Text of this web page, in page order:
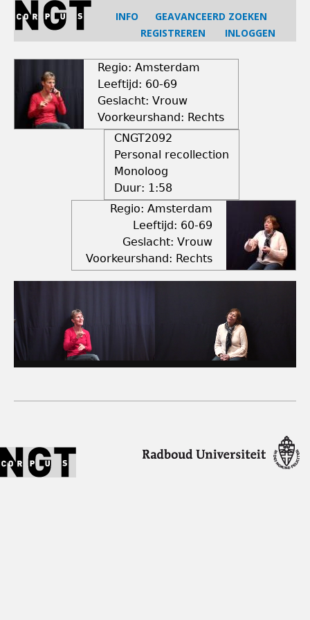
Jump
navigation
INFO
GEAVANCEERD ZOEKEN
REGISTREREN
INLOGGEN
Regio: Amsterdam
Leeftijd: 60-69
Geslacht: Vrouw
Voorkeurshand: Rechts
CNGT2092
Personal recollection
Monoloog
Duur: 1:58
Regio: Amsterdam
Leeftijd: 60-69
Geslacht: Vrouw
Voorkeurshand: Rechts